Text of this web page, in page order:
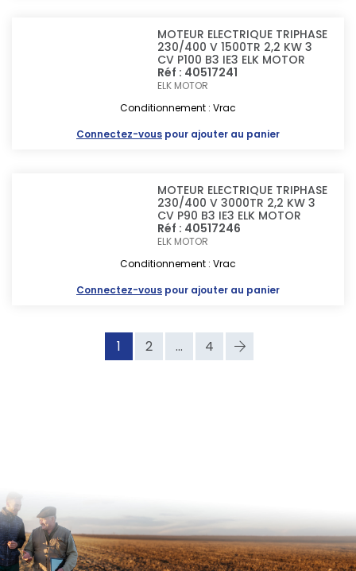
MOTEUR ELECTRIQUE TRIPHASE
230/400 V 1500TR 2,2 KW 3
CV P100 B3 IE3 ELK MOTOR
Réf : 40517241
ELK MOTOR
Conditionnement : Vrac
Connectez-vous pour ajouter au panier
MOTEUR ELECTRIQUE TRIPHASE
230/400 V 3000TR 2,2 KW 3
CV P90 B3 IE3 ELK MOTOR
Réf : 40517246
ELK MOTOR
Conditionnement : Vrac
Connectez-vous pour ajouter au panier
1 2 ... 4